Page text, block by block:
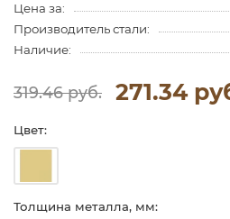
Цена за:
Производитель стали:
Наличие:
319.46 руб. 271.34
Цвет:
Толщина металла, мм: